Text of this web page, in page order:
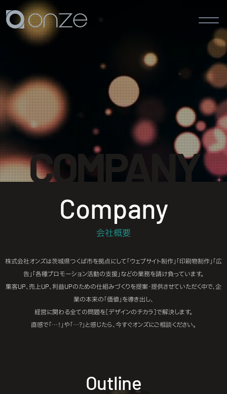
会社概要 - 株式会社オンズ
COMPANY
会社概要
Company
株式会社オンズは茨城県つくば市を拠点にして「ウェブサイト制作」「印刷物制作」「広
告」「各種プロモーション活動の支援」などの業務を請け負っています。
集客UP、売上UP、利益UPのための仕組みづくりを提案・提供させていただく中で、企
業の本来の「価値」を導き出し、
経営に関わる全ての問題を［デザインのチカラ］で解決します。
直感で「…！」や「…？」と感じたら、今すぐオンズにご相談ください。
Outline